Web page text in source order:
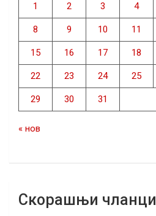
1 2 3 4
8 9 10 11
15 16 17 18
22 23 24 25
29 30 31
« нов
Скорашњи чланци